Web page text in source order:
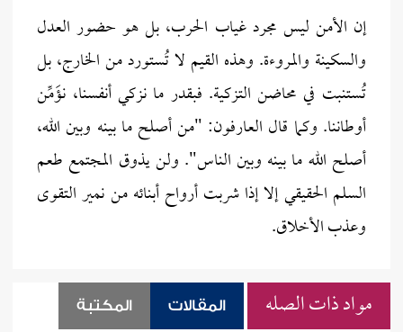
إن الأمن ليس مجرد غياب الحرب، بل هو حضور العدل
والسكينة والمروءة. وهذه القيم لا تُستورد من الخارج، بل
تُستنبت في محاضن التزكية. فبقدر ما نزكي أنفسنا، نؤَمِّن
أوطاننا. وكما قال العارفون: "من أصلح ما بينه وبين الله،
أصلح الله ما بينه وبين الناس". ولن يذوق المجتمع طعم
السلم الحقيقي إلا إذا شربت أرواح أبنائه من نمير التقوى
وعذب الأخلاق.
مواد ذات الصله المقالات المكتبة